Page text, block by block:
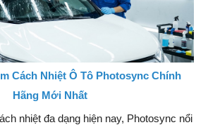
Cách Nhiệt Ô Tô Photosync Chính
Hãng Mới Nhất
nhiệt đa dạng hiện nay, Photosync nổi